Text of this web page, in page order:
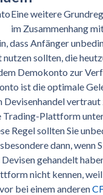
Eine weitere
im Zusammenhang
dass Anfänger
sollten, die
Demokonto zur
ist die optimale
Devisenhandel vertraut
Trading-Plattform
Regel sollten Sie
dann, wenn
gehandelt
nicht kennen, weil
bei einem anderen